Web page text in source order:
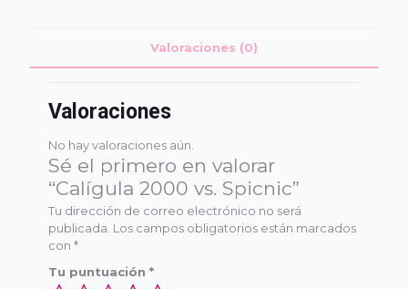
Valoraciones (0)
Valoraciones
No hay valoraciones aún.
Sé el primero en valorar
“Calígula 2000 vs. Spicnic”
Tu dirección de correo electrónico no será
publicada. Los campos obligatorios están marcados
con *
Tu puntuación *